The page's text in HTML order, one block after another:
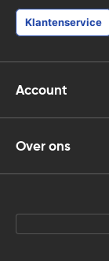
Klantenservice
Account
Over ons